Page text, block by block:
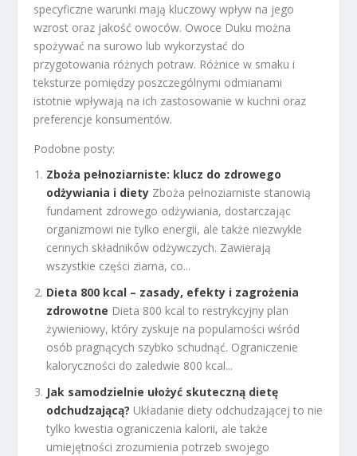
specyficzne warunki mają kluczowy wpływ na jego
wzrost oraz jakość owoców. Owoce Duku można
spożywać na surowo lub wykorzystać do
przygotowania różnych potraw. Różnice w smaku i
teksturze pomiędzy poszczególnymi odmianami
istotnie wpływają na ich zastosowanie w kuchni oraz
preferencje konsumentów.
Podobne posty:
Zboża pełnoziarniste: klucz do zdrowego
odżywiania i diety Zboża pełnoziarniste stanowią
fundament zdrowego odżywiania, dostarczając
organizmowi nie tylko energii, ale także niezwykle
cennych składników odżywczych. Zawierają
wszystkie części ziarna, co...
Dieta 800 kcal – zasady, efekty i zagrożenia
zdrowotne Dieta 800 kcal to restrykcyjny plan
żywieniowy, który zyskuje na popularności wśród
osób pragnących szybko schudnąć. Ograniczenie
kaloryczności do zaledwie 800 kcal...
Jak samodzielnie ułożyć skuteczną dietę
odchudzającą? Układanie diety odchudzającej to nie
tylko kwestia ograniczenia kalorii, ale także
umiejętności zrozumienia potrzeb swojego